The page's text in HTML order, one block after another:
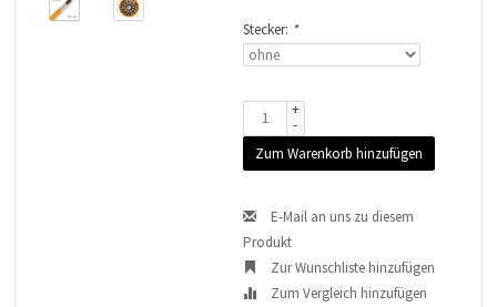
Stecker: *
+
-
Zum Warenkorb hinzufügen
E-Mail an uns zu diesem
Produkt
Zur Wunschliste hinzufügen
Zum Vergleich hinzufügen